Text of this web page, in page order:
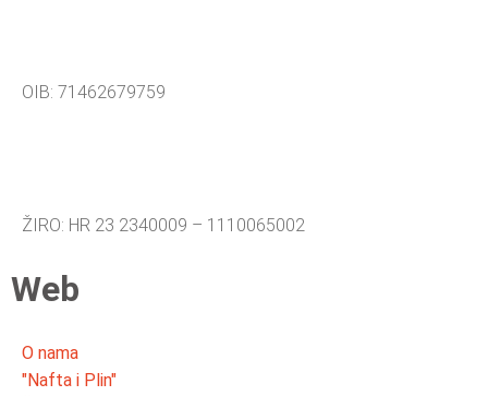
OIB: 71462679759
ŽIRO: HR 23 2340009 – 1110065002
Web
O nama
"Nafta i Plin"